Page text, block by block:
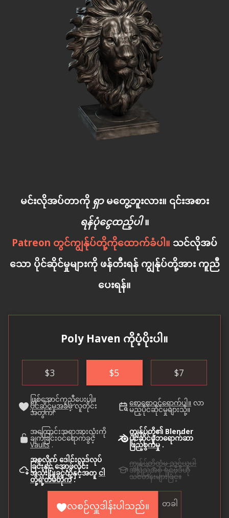
မင်းလိုအပ်တာကို ရှာမတွေ့ဘူးလား။ ၎င်းအစား
ရန်ပုံငွေထည့်ပါ။
Patreon တွင်ကျွန်ုပ်တို့ကိုထောက်ခံပါ။ သင်လိုအပ်
သော ပိုင်ဆိုင်မှုများကို ဖန်တီးရန် ကျွန်ုပ်တို့အား ကူညီ
ပေးရန်။
Poly Haven ကိုပံ့ပိုးပါ။
$3 $5 $7
ဖြစ်အောင်ကူညီပေးပါ။
ပိုင်ဆိုင်မှုအခမဲ့လူတိုင်း
အတွက်!
စောစောဝင်ရောက်ပါ။ လာ
မည့်ပိုင်ဆိုင်မှုများသို့။
အကြောင်းအရာအားလုံးကို
ချက်ခြင်းဝင်ရောက်ခွင့်
Vaults.
ကျွန်ုပ်တို့၏ Blender
ပိုင်ဆိုင်မှုဘရောက်ဆာ
ဖြည့်စွက်မှု .
အစုလိုက် ဒေါင်းလုဒ်လုပ်
ခြင်းနှင့် အော့ဖ်လိုင်း
အသုံးပြုခွင့်တို့နှင့်အတူ ငါ
တို့ရဲ့တိမ်တိုက်.
ကျွန်ုပ်တို့ထံမှ သင်ယူပါ
အပြည့်အစုံ ရှင့်ဗီဒီယို
သင်တန်းများဖြင့်။
လစဉ်လှူဒါန်းပါသည်။ တခါ